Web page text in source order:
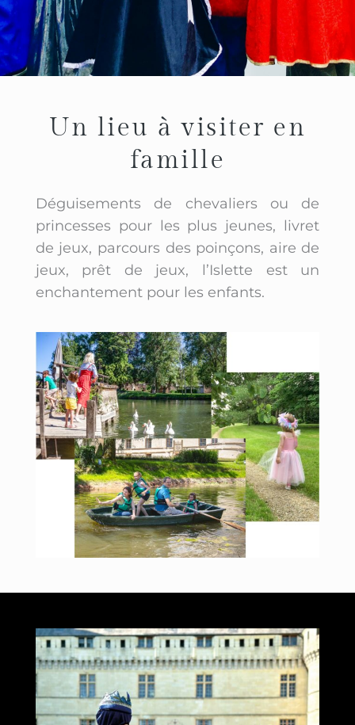
Un lieu à visiter en
famille
Déguisements de chevaliers ou de
princesses pour les plus jeunes, livret
de jeux, parcours des poinçons, aire de
jeux, prêt de jeux, l’Islette est un
enchantement pour les enfants.